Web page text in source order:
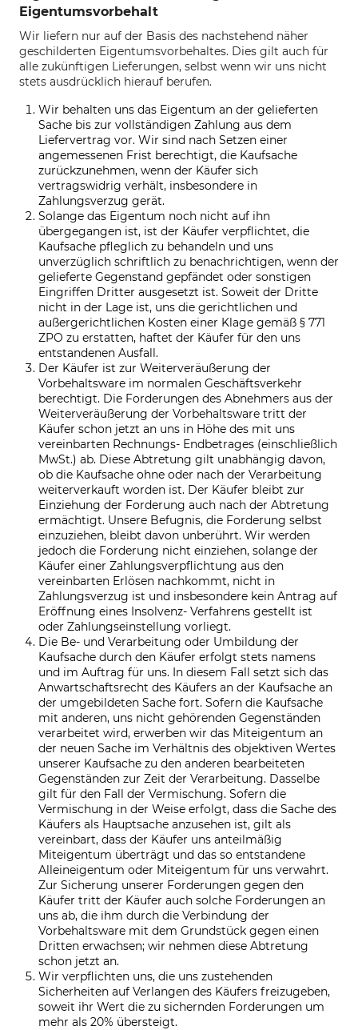
Eigentumsvorbehalt
Wir liefern nur auf der Basis des nachstehend näher
geschilderten Eigentumsvorbehaltes. Dies gilt auch für
alle zukünftigen Lieferungen, selbst wenn wir uns nicht
stets ausdrücklich hierauf berufen.
Wir behalten uns das Eigentum an der gelieferten
Sache bis zur vollständigen Zahlung aus dem
Liefervertrag vor. Wir sind nach Setzen einer
angemessenen Frist berechtigt, die Kaufsache
zurückzunehmen, wenn der Käufer sich
vertragswidrig verhält, insbesondere in
Zahlungsverzug gerät.
Solange das Eigentum noch nicht auf ihn
übergegangen ist, ist der Käufer verpflichtet, die
Kaufsache pfleglich zu behandeln und uns
unverzüglich schriftlich zu benachrichtigen, wenn der
gelieferte Gegenstand gepfändet oder sonstigen
Eingriffen Dritter ausgesetzt ist. Soweit der Dritte
nicht in der Lage ist, uns die gerichtlichen und
außergerichtlichen Kosten einer Klage gemäß § 771
ZPO zu erstatten, haftet der Käufer für den uns
entstandenen Ausfall.
Der Käufer ist zur Weiterveräußerung der
Vorbehaltsware im normalen Geschäftsverkehr
berechtigt. Die Forderungen des Abnehmers aus der
Weiterveräußerung der Vorbehaltsware tritt der
Käufer schon jetzt an uns in Höhe des mit uns
vereinbarten Rechnungs- Endbetrages (einschließlich
MwSt.) ab. Diese Abtretung gilt unabhängig davon,
ob die Kaufsache ohne oder nach der Verarbeitung
weiterverkauft worden ist. Der Käufer bleibt zur
Einziehung der Forderung auch nach der Abtretung
ermächtigt. Unsere Befugnis, die Forderung selbst
einzuziehen, bleibt davon unberührt. Wir werden
jedoch die Forderung nicht einziehen, solange der
Käufer einer Zahlungsverpflichtung aus den
vereinbarten Erlösen nachkommt, nicht in
Zahlungsverzug ist und insbesondere kein Antrag auf
Eröffnung eines Insolvenz- Verfahrens gestellt ist
oder Zahlungseinstellung vorliegt.
Die Be- und Verarbeitung oder Umbildung der
Kaufsache durch den Käufer erfolgt stets namens
und im Auftrag für uns. In diesem Fall setzt sich das
Anwartschaftsrecht des Käufers an der Kaufsache an
der umgebildeten Sache fort. Sofern die Kaufsache
mit anderen, uns nicht gehörenden Gegenständen
verarbeitet wird, erwerben wir das Miteigentum an
der neuen Sache im Verhältnis des objektiven Wertes
unserer Kaufsache zu den anderen bearbeiteten
Gegenständen zur Zeit der Verarbeitung. Dasselbe
gilt für den Fall der Vermischung. Sofern die
Vermischung in der Weise erfolgt, dass die Sache des
Käufers als Hauptsache anzusehen ist, gilt als
vereinbart, dass der Käufer uns anteilmäßig
Miteigentum überträgt und das so entstandene
Alleineigentum oder Miteigentum für uns verwahrt.
Zur Sicherung unserer Forderungen gegen den
Käufer tritt der Käufer auch solche Forderungen an
uns ab, die ihm durch die Verbindung der
Vorbehaltsware mit dem Grundstück gegen einen
Dritten erwachsen; wir nehmen diese Abtretung
schon jetzt an.
Wir verpflichten uns, die uns zustehenden
Sicherheiten auf Verlangen des Käufers freizugeben,
soweit ihr Wert die zu sichernden Forderungen um
mehr als 20% übersteigt.